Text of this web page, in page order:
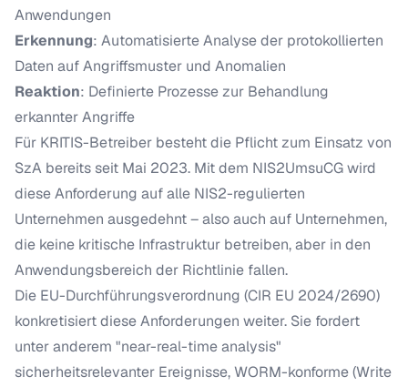
Anwendungen
Erkennung: Automatisierte Analyse der protokollierten
Daten auf Angriffsmuster und Anomalien
Reaktion: Definierte Prozesse zur Behandlung
erkannter Angriffe
Für KRITIS-Betreiber besteht die Pflicht zum Einsatz von
SzA bereits seit Mai 2023. Mit dem NIS2UmsuCG wird
diese Anforderung auf alle NIS2-regulierten
Unternehmen ausgedehnt – also auch auf Unternehmen,
die keine kritische Infrastruktur betreiben, aber in den
Anwendungsbereich der Richtlinie fallen.
Die EU-Durchführungsverordnung (CIR EU 2024/2690)
konkretisiert diese Anforderungen weiter. Sie fordert
unter anderem "near-real-time analysis"
sicherheitsrelevanter Ereignisse, WORM-konforme (Write